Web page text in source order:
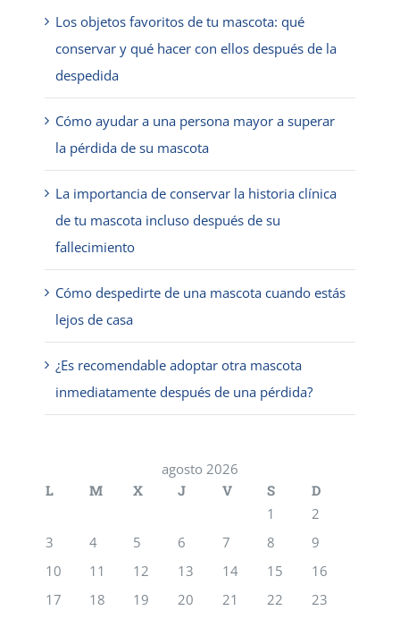
Los objetos favoritos de tu mascota: qué
conservar y qué hacer con ellos después de la
despedida
Cómo ayudar a una persona mayor a superar
la pérdida de su mascota
La importancia de conservar la historia clínica
de tu mascota incluso después de su
fallecimiento
Cómo despedirte de una mascota cuando estás
lejos de casa
¿Es recomendable adoptar otra mascota
inmediatamente después de una pérdida?
agosto 2026
L
M X J V S
D
1
2
3
4 5 6 7 8
9
10
11 12 13 14 15
16
17
18 19 20 21 22 23